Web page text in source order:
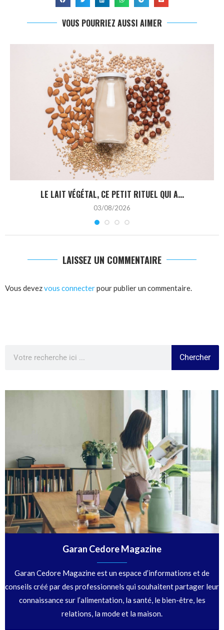
VOUS POURRIEZ AUSSI AIMER
LE LAIT VÉGÉTAL, CE PETIT RITUEL QUI A...
03/08/2026
LAISSEZ UN COMMENTAIRE
Vous devezvous connecterpour publier un commentaire.
Chercher
Garan Cedore Magazine
Garan Cedore Magazine est un espace d’informations et de
conseils créé par des professionnels qui souhaitent partager leur
connaissance sur l’alimentation, la santé, le bien-être, les
relations, la mode et la maison.